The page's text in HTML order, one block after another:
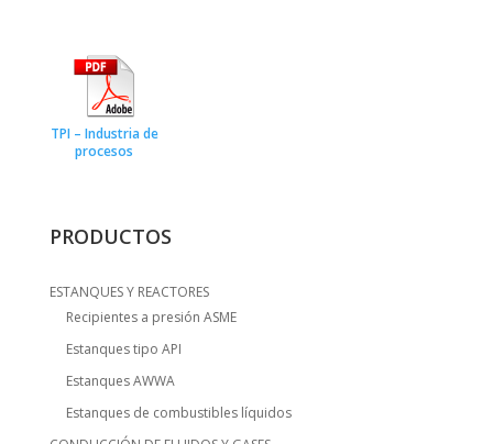
TPI – Industria de
procesos
PRODUCTOS
ESTANQUES Y REACTORES
Recipientes a presión ASME
Estanques tipo API
Estanques AWWA
Estanques de combustibles líquidos